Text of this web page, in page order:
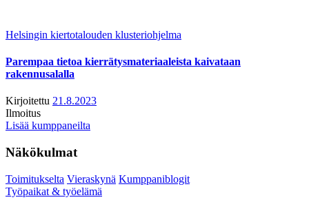
Helsingin kiertotalouden klusteriohjelma
Parempaa tietoa kierrätysmateriaaleista kaivataan
rakennusalalla
Kirjoitettu 21.8.2023
Ilmoitus
Lisää kumppaneilta
Näkökulmat
Toimitukselta Vieraskynä Kumppaniblogit
Työpaikat & työelämä